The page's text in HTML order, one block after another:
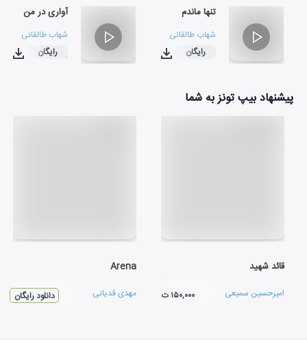
تنها ماندم
شهاب طالقانی
۰۵:۵۳
رایگان
آواری در من
شهاب طالقانی
۰۹:۱۱رایگان
پیشنهاد بیپ تونز به شما
قائد شهید
امیرحسین سمیعی ۱۵۰,۰۰۰ ت
Arena
مهدی قدیانی دانلود رایگان